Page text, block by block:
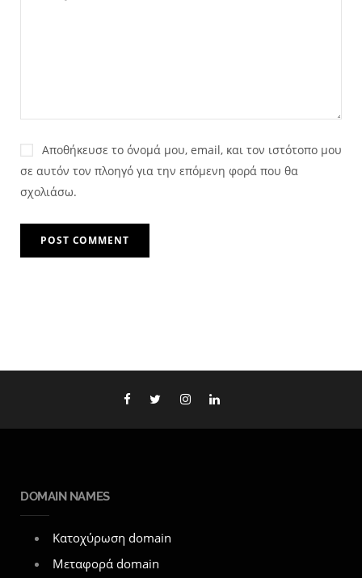
Αποθήκευσε το όνομά μου, email, και τον ιστότοπο μου
σε αυτόν τον πλοηγό για την επόμενη φορά που θα
σχολιάσω.
DOMAIN NAMES
Κατοχύρωση domain
Μεταφορά domain